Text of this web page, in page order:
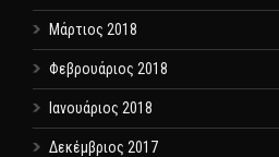
Μάρτιος 2018
Φεβρουάριος 2018
Ιανουάριος 2018
Δεκέμβριος 2017